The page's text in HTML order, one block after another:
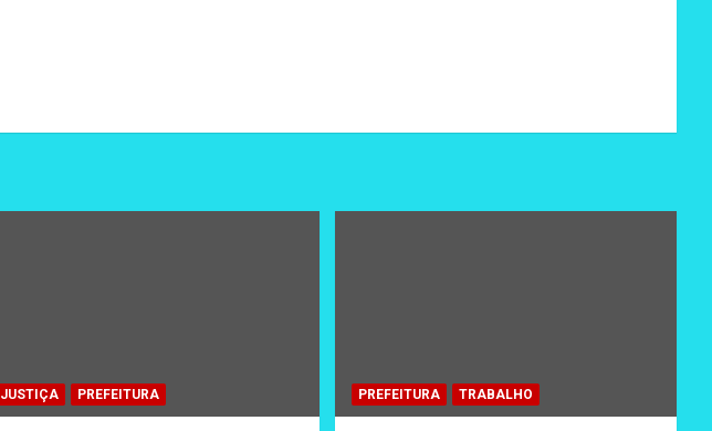
JUSTIÇA PREFEITURA PREFEITURA TRABALHO